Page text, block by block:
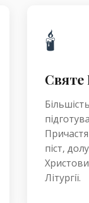
🕯️
Святе
піст,
Літургії.